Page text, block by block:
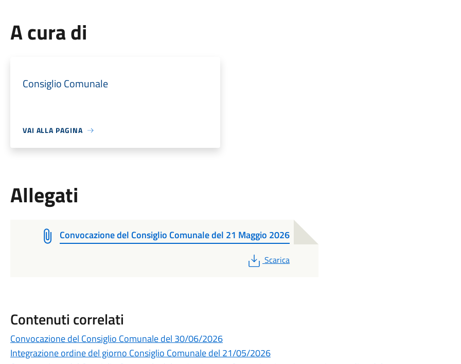
A cura di
Consiglio Comunale
VAI ALLA PAGINA
Allegati
Convocazione del Consiglio Comunale del 21 Maggio 2026
PDF
Scarica
Contenuti correlati
Convocazione del Consiglio Comunale del 30/06/2026
Integrazione ordine del giorno Consiglio Comunale del 21/05/2026